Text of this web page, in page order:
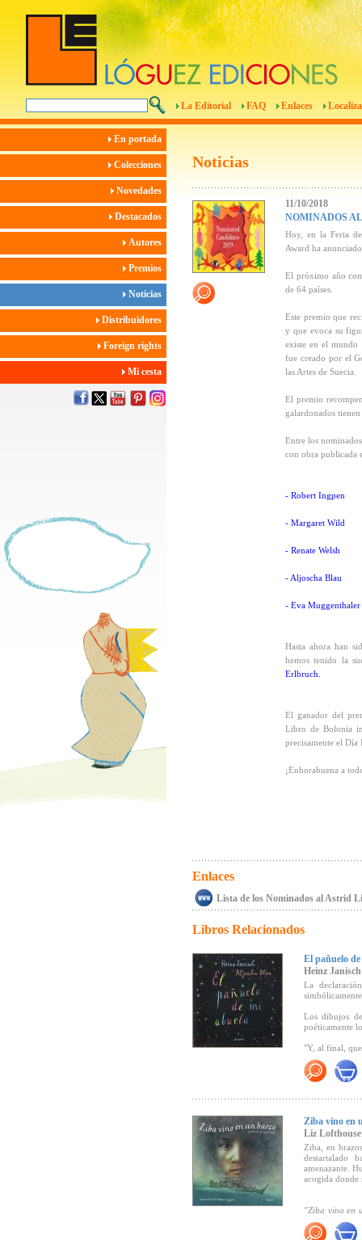
La Editorial FAQ Enlaces
En portada
Colecciones
Novedades
Destacados
Autores
Premios
Noticias
Distribuidores
Foreign rights
Mi cesta
Noticias
11/10/2018
NOMINADOS
Hoy, en la Feria
Award ha
El próximo año
de 64 países.
Este premio que
y que evoca su
existe en el mundo
fue creado por el
las Artes de Suecia.
El premio
galardonados
Entre los
con obra publicada
- Robert Ingpen
- Margaret Wild
- Renate Welsh
- Aljoscha Blau
- Eva Muggenthaler
Hasta ahora han
hemos tenido la
Erlbruch.
El ganador del
Libro de Bolonia
precisamente el
¡Enhorabuena a
Enlaces
Lista de los Nominados al Astrid
Libros Relacionados
El pañuelo
Heinz Janisch
La
Los dibujos
poéticamente
"Y, al final,
"...Se trata de
algo nuevo
Recomendado
Recomendado
Ziba vino en
Liz Lofthouse
Ziba, en
destartalado
amenazante.
acogida donde
"Ziba vino en
mientras se